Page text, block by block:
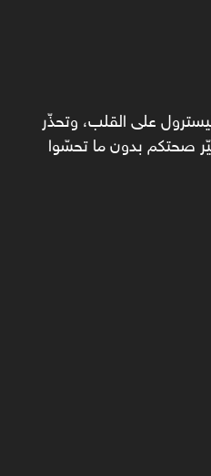
على القلب، وتحذّر
صحتكم بدون ما تحسّوا